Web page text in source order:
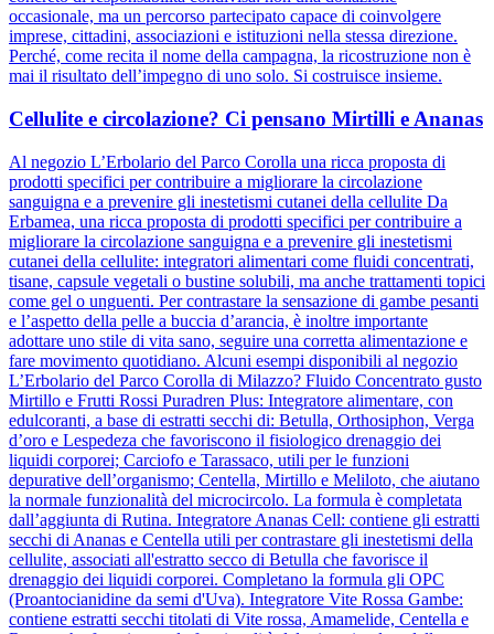
occasionale, ma un percorso partecipato capace di coinvolgere
imprese, cittadini, associazioni e istituzioni nella stessa direzione.
Perché, come recita il nome della campagna, la ricostruzione non è
mai il risultato dell’impegno di uno solo. Si costruisce insieme.
Cellulite e circolazione? Ci pensano Mirtilli e Ananas
Al negozio L’Erbolario del Parco Corolla una ricca proposta di
prodotti specifici per contribuire a migliorare la circolazione
sanguigna e a prevenire gli inestetismi cutanei della cellulite Da
Erbamea, una ricca proposta di prodotti specifici per contribuire a
migliorare la circolazione sanguigna e a prevenire gli inestetismi
cutanei della cellulite: integratori alimentari come fluidi concentrati,
tisane, capsule vegetali o bustine solubili, ma anche trattamenti topici
come gel o unguenti. Per contrastare la sensazione di gambe pesanti
e l’aspetto della pelle a buccia d’arancia, è inoltre importante
adottare uno stile di vita sano, seguire una corretta alimentazione e
fare movimento quotidiano. Alcuni esempi disponibili al negozio
L’Erbolario del Parco Corolla di Milazzo? Fluido Concentrato gusto
Mirtillo e Frutti Rossi Puradren Plus: Integratore alimentare, con
edulcoranti, a base di estratti secchi di: Betulla, Orthosiphon, Verga
d’oro e Lespedeza che favoriscono il fisiologico drenaggio dei
liquidi corporei; Carciofo e Tarassaco, utili per le funzioni
depurative dell’organismo; Centella, Mirtillo e Meliloto, che aiutano
la normale funzionalità del microcircolo. La formula è completata
dall’aggiunta di Rutina. Integratore Ananas Cell: contiene gli estratti
secchi di Ananas e Centella utili per contrastare gli inestetismi della
cellulite, associati all'estratto secco di Betulla che favorisce il
drenaggio dei liquidi corporei. Completano la formula gli OPC
(Proantocianidine da semi d'Uva). Integratore Vite Rossa Gambe:
contiene estratti secchi titolati di Vite rossa, Amamelide, Centella e